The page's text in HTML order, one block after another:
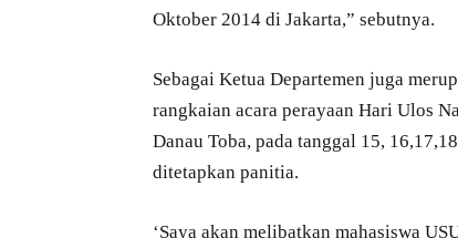
Oktober 2014 di Jakarta,” sebutnya.
Sebagai Ketua Departemen juga
rangkaian acara perayaan Hari Ulos
Danau Toba, pada tanggal 15,
ditetapkan panitia.
‘Saya akan melibatkan mahasiswa